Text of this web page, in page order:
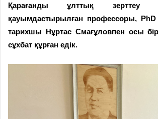
Қарағанды ұлттық зерттеу
қауымдастырылған профессоры, PhD
тарихшы Нұртас Смағұловпен осы бір
сұхбат құрған едік.